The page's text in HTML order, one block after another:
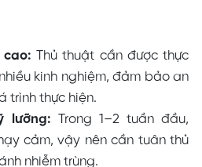
cao:Thủ thuật cần được thực
kinh nghiệm, đảm bảo an
trình thực hiện.
lưỡng: Trong 1–2 tuần đầu,
cảm, vậy nên cần tuân thủ
nhiễm trùng.